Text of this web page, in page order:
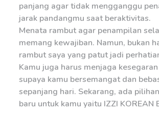
panjang agar tidak mengganggu
jarak pandangmu saat beraktivitas.
Menata rambut agar penampilan
memang kewajiban. Namun, bukan
rambut saya yang patut jadi
Kamu juga harus menjaga
supaya kamu bersemangat dan
sepanjang hari. Sekarang, ada
baru untuk kamu yaitu IZZI KOREAN